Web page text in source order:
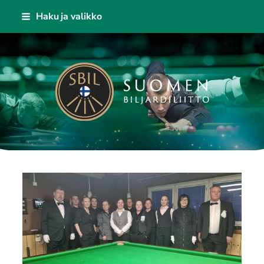
Siirry
sisältöön
Haku ja valikko
Suomen Biljardiliitto ry